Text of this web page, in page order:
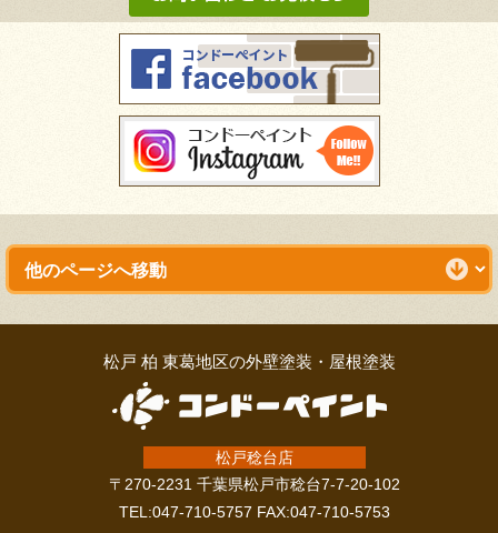
松戸 柏 東葛地区の外壁塗装・屋根塗装
松戸稔台店
〒270-2231 千葉県松戸市稔台7-7-20-102
TEL:047-710-5757 FAX:047-710-5753